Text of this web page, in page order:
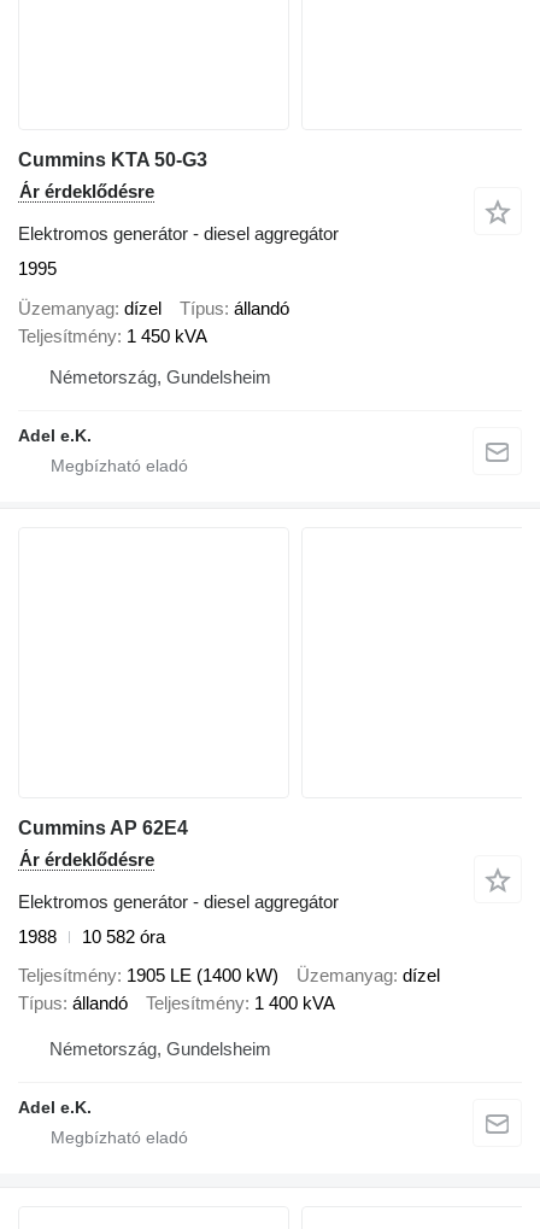
Cummins KTA 50-G3
Ár érdeklődésre
Elektromos generátor - diesel aggregátor
1995
Üzemanyag dízel Típus állandó
Teljesítmény 1 450 kVA
Németország, Gundelsheim
Adel e.K.
Cummins AP 62E4
Ár érdeklődésre
Elektromos generátor - diesel aggregátor
1988
10 582 óra
Teljesítmény 1905 LE (1400 kW) Üzemanyag dízel
Típus állandó Teljesítmény 1 400 kVA
Németország, Gundelsheim
Adel e.K.